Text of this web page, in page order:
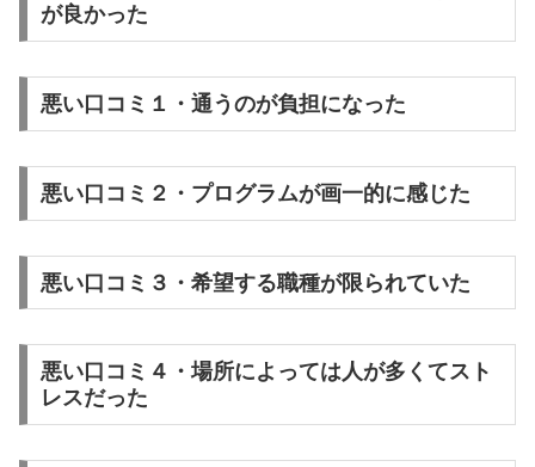
が良かった
悪い口コミ１・通うのが負担になった
悪い口コミ２・プログラムが画一的に感じた
悪い口コミ３・希望する職種が限られていた
悪い口コミ４・場所によっては人が多くてスト
レスだった